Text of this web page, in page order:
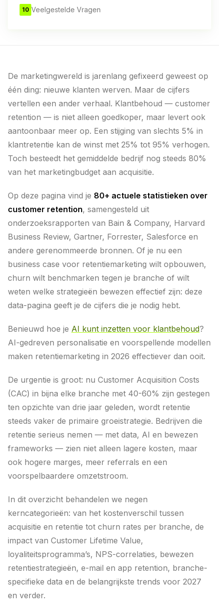
10 Veelgestelde Vragen
De marketingwereld is jarenlang gefixeerd geweest op
één ding: nieuwe klanten werven. Maar de cijfers
vertellen een ander verhaal. Klantbehoud — customer
retention — is niet alleen goedkoper, maar levert ook
aantoonbaar meer op. Een stijging van slechts 5% in
klantretentie kan de winst met 25% tot 95% verhogen.
Toch besteedt het gemiddelde bedrijf nog steeds 80%
van het marketingbudget aan acquisitie.
Op deze pagina vind je 80+ actuele statistieken over
customer retention, samengesteld uit
onderzoeksrapporten van Bain & Company, Harvard
Business Review, Gartner, Forrester, Salesforce en
andere gerenommeerde bronnen. Of je nu een
business case voor retentiemarketing wilt opbouwen,
churn wilt benchmarken tegen je branche of wilt
weten welke strategieën bewezen effectief zijn: deze
data-pagina geeft je de cijfers die je nodig hebt.
Benieuwd hoe je AI kunt inzetten voor klantbehoud?
AI-gedreven personalisatie en voorspellende modellen
maken retentiemarketing in 2026 effectiever dan ooit.
De urgentie is groot: nu Customer Acquisition Costs
(CAC) in bijna elke branche met 40-60% zijn gestegen
ten opzichte van drie jaar geleden, wordt retentie
steeds vaker de primaire groeistrategie. Bedrijven die
retentie serieus nemen — met data, AI en bewezen
frameworks — zien niet alleen lagere kosten, maar
ook hogere marges, meer referrals en een
voorspelbaardere omzetstroom.
In dit overzicht behandelen we negen
kerncategorieën: van het kostenverschil tussen
acquisitie en retentie tot churn rates per branche, de
impact van Customer Lifetime Value,
loyaliteitsprogramma’s, NPS-correlaties, bewezen
retentiestrategieën, e-mail en app retention, branche-
specifieke data en de belangrijkste trends voor 2027
en verder.